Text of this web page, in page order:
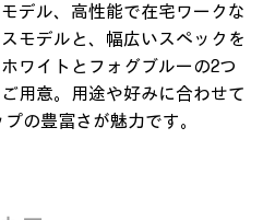
デル、 高性能で在宅ワークな
モデルと、 幅広いスペックを
ワイトとフォグブルーの2つ
用意。 用途や好みに合わせて
の豊富さが魅力です。